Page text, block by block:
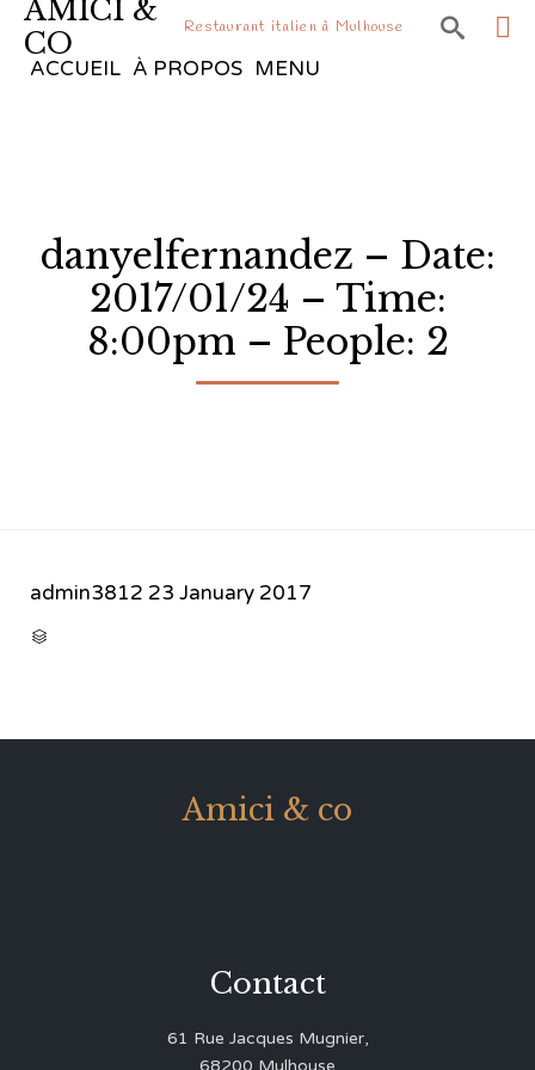
AMICI &
CO
Restaurant italien à Mulhouse 
ACCUEIL À PROPOS MENU
danyelfernandez – Date:
2017/01/24 – Time:
8:00pm – People: 2
admin3812 23 January 2017

Amici & co
Contact
61 Rue Jacques Mugnier,